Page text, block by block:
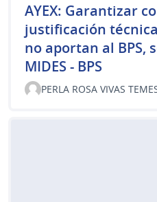
AYEX: Garantizar
justificación
no aportan al BPS,
MIDES - BPS
PERLA ROSA VIVAS